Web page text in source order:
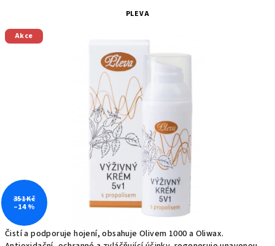
Čistí a podporuje hojení, obsahuje Olivem 1000 a Oliwax.
PLEVA
Akce
351 Kč
–14 %